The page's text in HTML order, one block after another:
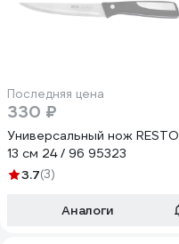
Последняя цена
330 ₽
Универсальный нож RESTO
13 см 24 / 96 95323
3.7(3)
Аналоги